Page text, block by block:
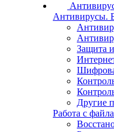
Антивирусы.
Защита
Другие
Работа с